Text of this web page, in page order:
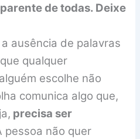
de todas. Deixe
ausência de palavras
qualquer
escolhe não
comunica algo que,
precisa ser
pessoa não quer